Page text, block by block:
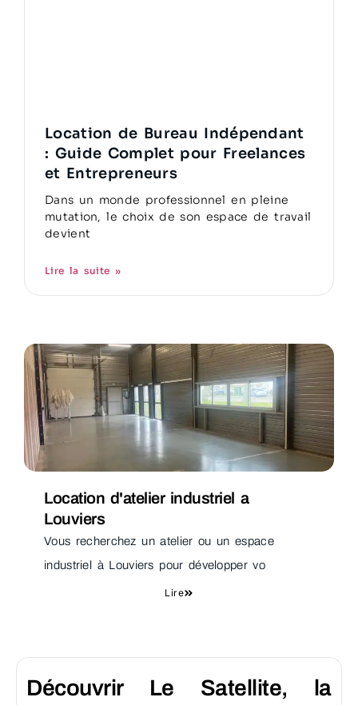
Location de Bureau Indépendant
: Guide Complet pour Freelances
et Entrepreneurs
Dans un monde professionnel en pleine
mutation, le choix de son espace de travail
devient
Lire la suite »
Location d'atelier industriel a
Louviers
Vous recherchez un atelier ou un espace
industriel à Louviers pour développer vo
Lire
Découvrir Le Satellite, la